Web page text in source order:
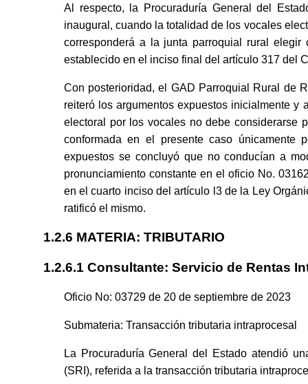
Al respecto, la Procuraduría General del
inaugural, cuando la totalidad de los vocales
corresponderá a la junta parroquial rural
establecido en el inciso final del artículo 317 del
Con posterioridad, el GAD Parroquial Rural de
reiteró los argumentos expuestos inicialmente
electoral por los vocales no debe considerarse
conformada en el presente caso únicamente
expuestos se concluyó que no conducían a
pronunciamiento constante en el oficio No.
en el cuarto inciso del artículo l3 de la Ley
ratificó el mismo.
1.2.6 MATERIA: TRIBUTARIO
1.2.6.1 Consultante: Servicio de Rentas
Oficio No: 03729 de 20 de septiembre de 2023
Submateria: Transacción tributaria intraprocesal
La Procuraduría General del Estado atendió
(SRI), referida a la transacción tributaria